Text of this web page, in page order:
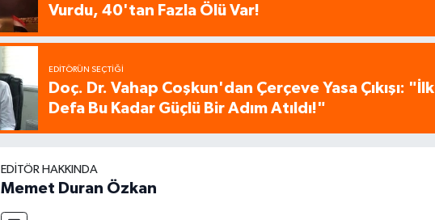
Vurdu, 40'tan Fazla Ölü Var!
EDITÖRÜN SEÇTIĞI
Doç. Dr. Vahap Coşkun'dan Çerçeve Yasa Çıkışı: "İlk
Defa Bu Kadar Güçlü Bir Adım Atıldı!"
EDITÖR HAKKINDA
Memet Duran Özkan